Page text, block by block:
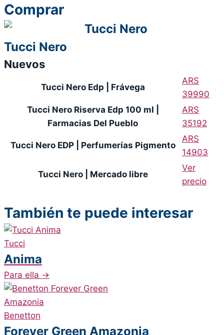
Comprar
Tucci Nero
Nuevos
Tucci Nero Edp | Frávega
ARS
39990
Tucci Nero Riserva Edp 100 ml |
Farmacias Del Pueblo
ARS
35192
Tucci Nero EDP | Perfumerías Pigmento
ARS
14903
Tucci Nero | Mercado libre
Ver
precio
También te puede interesar
Tucci
Anima
Para ella →
Benetton
Forever Green Amazonia